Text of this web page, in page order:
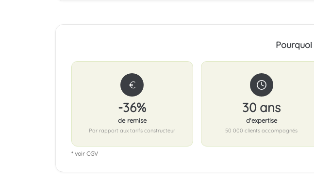
€
-36%
de remise
Par rapport aux tarifs constructeur
30 ans
d'expertise
50 000 clients accompagnés
* voir CGV